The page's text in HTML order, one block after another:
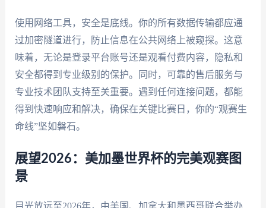
使用网络工具，安全是底线。你的所有数据传输都应通
过加密隧道进行，防止信息在公共网络上被窥探。这意
味着，无论是登录平台账号还是观看付费内容，隐私和
安全都得到专业级别的保护。同时，可靠的售后服务与
专业技术团队支持至关重要。遇到任何连接问题，都能
得到快速响应和解决，确保在关键比赛日，你的“观赛生
命线”坚如磐石。
展望2026：美加墨世界杯的完美观赛图
景